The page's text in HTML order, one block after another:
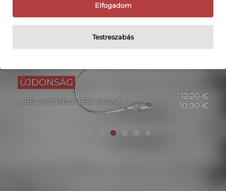
ÚJDONSÁG
USB ventilátor LED órával 12.20 €
10.90 €
Elfogadom
Testreszabás